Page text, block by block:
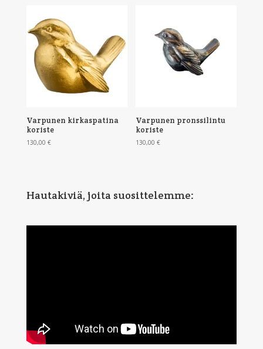
Varpunen kirkaspatina
koriste
130,00 €
Varpunen pronssilintu
koriste
130,00€
Hautakiviä, joita suosittelemme: